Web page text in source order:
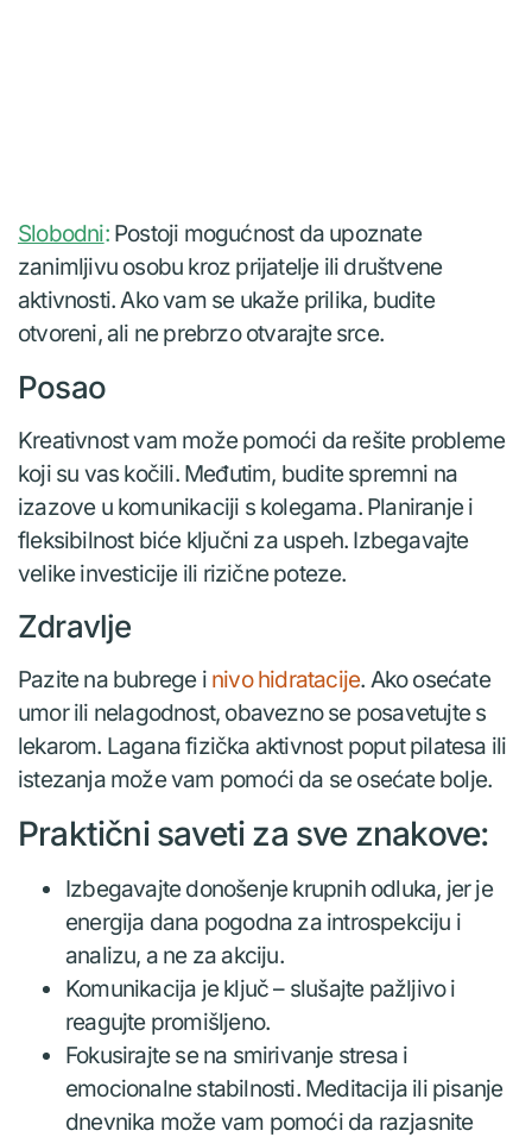
Slobodni:Postoji mogućnost da upoznate
zanimljivu osobu kroz prijatelje ili društvene
aktivnosti. Ako vam se ukaže prilika, budite
otvoreni, ali ne prebrzo otvarajte srce.
Posao
Kreativnost vam može pomoći da rešite probleme
koji su vas kočili. Međutim, budite spremni na
izazove u komunikaciji s kolegama. Planiranje i
fleksibilnost biće ključni za uspeh. Izbegavajte
velike investicije ili rizične poteze.
Zdravlje
Pazite na bubrege i nivo hidratacije. Ako osećate
umor ili nelagodnost, obavezno se posavetujte s
lekarom. Lagana fizička aktivnost poput pilatesa ili
istezanja može vam pomoći da se osećate bolje.
Praktični saveti za sve znakove:
Izbegavajte donošenje krupnih odluka, jer je
energija dana pogodna za introspekciju i
analizu, a ne za akciju.
Komunikacija je ključ – slušajte pažljivo i
reagujte promišljeno.
Fokusirajte se na smirivanje stresa i
emocionalne stabilnosti. Meditacija ili pisanje
dnevnika može vam pomoći da razjasnite